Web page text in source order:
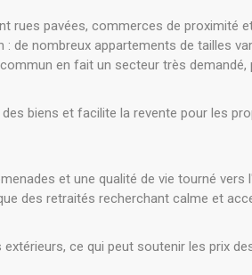
rues pavées, commerces de proximité
nombreux appartements de tailles
en fait un secteur très
biens et facilite la revente pour les
et une qualité de vie tourné
des retraités recherchant calme et
ce qui peut soutenir les prix